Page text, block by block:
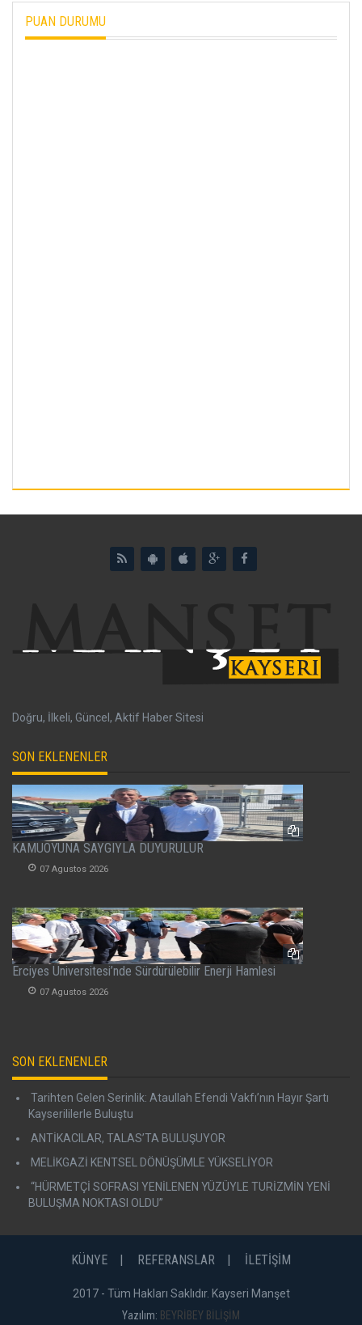
PUAN DURUMU
Doğru, İlkeli, Güncel, Aktif Haber Sitesi
SON EKLENENLER
KAMUOYUNA SAYGIYLA DUYURULUR
07 Agustos 2026
Erciyes Üniversitesi’nde Sürdürülebilir Enerji Hamlesi
07 Agustos 2026
SON EKLENENLER
Tarihten Gelen Serinlik: Ataullah Efendi Vakfı’nın Hayır Şartı
Kayserililerle Buluştu
ANTİKACILAR, TALAS’TA BULUŞUYOR
MELİKGAZİ KENTSEL DÖNÜŞÜMLE YÜKSELİYOR
“HÜRMETÇİ SOFRASI YENİLENEN YÜZÜYLE TURİZMİN YENİ
BULUŞMA NOKTASI OLDU”
KÜNYE REFERANSLAR İLETİŞİM
2017 - Tüm Hakları Saklıdır. Kayseri Manşet
Yazılım: BEYRİBEY BİLİŞİM